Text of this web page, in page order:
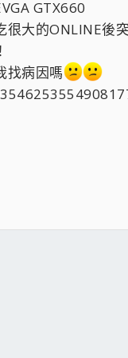
GTX660
很大的ONLINE後
找病因嗎